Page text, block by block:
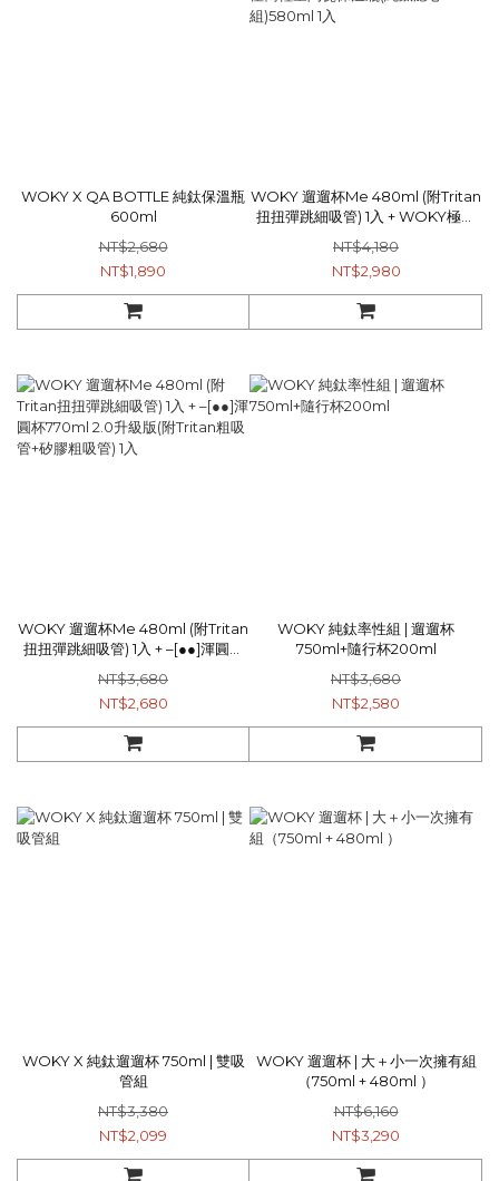
WOKY X QA BOTTLE 純鈦保溫瓶
600ml
NT$2,680
NT$1,890
WOKY 遛遛杯Me 480ml (附Tritan
扭扭彈跳細吸管) 1入 + WOKY極簡
輕量陶瓷保溫瓶(純鈦濾芯組)580ml
1入
NT$4,180
NT$2,980
WOKY 遛遛杯Me 480ml (附Tritan
扭扭彈跳細吸管) 1入 + –[●●]渾圓杯
770ml 2.0升級版(附Tritan粗吸管
+矽膠粗吸管) 1入
NT$3,680
NT$2,680
WOKY 純鈦率性組 | 遛遛杯
750ml+隨行杯200ml
NT$3,680
NT$2,580
WOKY X 純鈦遛遛杯 750ml | 雙吸
管組
NT$3,380
NT$2,099
WOKY 遛遛杯 | 大＋小一次擁有組
（750ml + 480ml ）
NT$6,160
NT$3,290